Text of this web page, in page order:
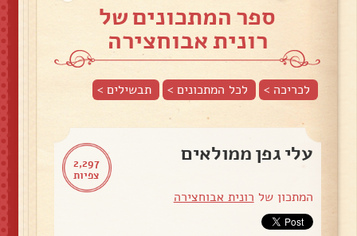
ספר המתכונים של
רונית אבוחצירה
לכריכה > לכל המתכונים > תבשילים>
2,297
צפיות
עלי גפן ממולאים
המתכון של רונית אבוחצירה